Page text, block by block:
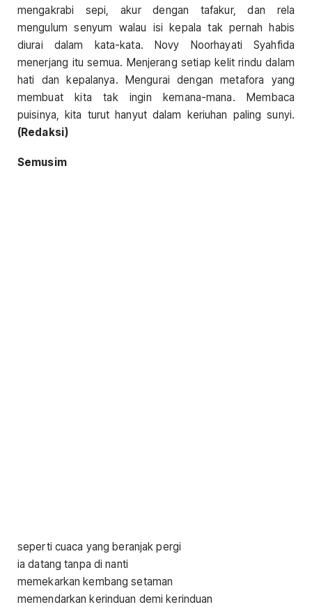
mengakrabi sepi, akur dengan tafakur, dan rela
mengulum senyum walau isi kepala tak pernah habis
diurai dalam kata-kata. Novy Noorhayati Syahfida
menerjang itu semua. Menjerang setiap kelit rindu dalam
hati dan kepalanya. Mengurai dengan metafora yang
membuat kita tak ingin kemana-mana. Membaca
puisinya, kita turut hanyut dalam keriuhan paling sunyi.
(Redaksi)
Semusim
seperti cuaca yang beranjak pergi
ia datang tanpa di nanti
memekarkan kembang setaman
memendarkan kerinduan demi kerinduan